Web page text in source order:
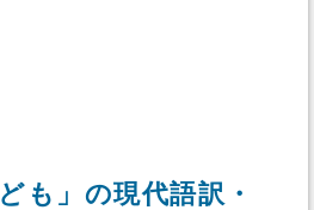
も」の現代語訳・